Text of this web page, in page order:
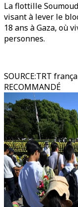
La flottille
visant à lever le
18 ans à Gaza, où
personnes.
SOURCE:TRT
RECOMMANDÉ